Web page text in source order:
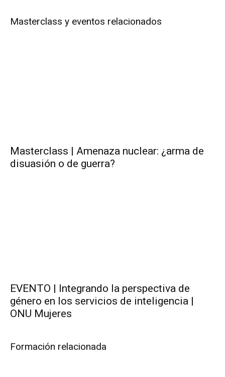
Masterclass y eventos relacionados
Masterclass | Amenaza nuclear: ¿arma de
disuasión o de guerra?
EVENTO | Integrando la perspectiva de
género en los servicios de inteligencia |
ONU Mujeres
Formación relacionada